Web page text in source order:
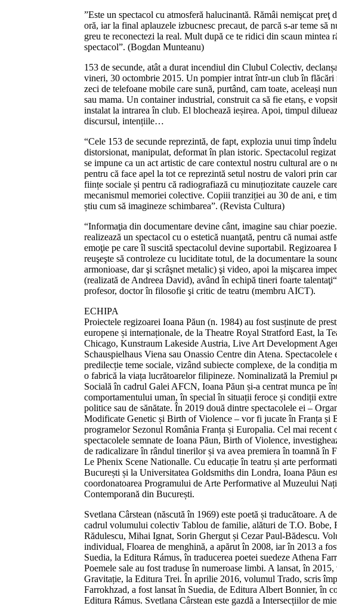
”Este un spectacol cu atmosferă halucinantă. Rămâi nemişcat preţ
oră, iar la final aplauzele izbucnesc precaut, de parcă s-ar teme să
greu te reconectezi la real. Mult după ce te ridici din scaun mintea
spectacol”. (Bogdan Munteanu)
153 de secunde, atât a durat incendiul din Clubul Colectiv,
vineri, 30 octombrie 2015. Un pompier intrat într-un club în flăcări
zeci de telefoane mobile care sună, purtând, cam toate, aceleași
sau mama. Un container industrial, construit ca să fie etanș, e
instalat la intrarea în club. El blochează ieșirea. Apoi, timpul
discursul, intențiile…
“Cele 153 de secunde reprezintă, de fapt, explozia unui timp
distorsionat, manipulat, deformat în plan istoric. Spectacolul regizat
se impune ca un act artistic de care contextul nostru cultural are o
pentru că face apel la tot ce reprezintă setul nostru de valori prin
ființe sociale și pentru că radiografiază cu minuțiozitate cauzele
mecanismul memoriei colective. Copiii tranziției au 30 de ani, e
știu cum să imagineze schimbarea”. (Revista Cultura)
“Informaţia din documentare devine cânt, imagine sau chiar
realizează un spectacol cu o estetică nuanţată, pentru că numai
emoţie pe care îl suscită spectacolul devine suportabil. Regizoarea
reuşeşte să controleze cu luciditate totul, de la documentare la
armonioase, dar şi scrâşnet metalic) şi video, apoi la mişcarea
(realizată de Andreea David), având în echipă tineri foarte
profesor, doctor în filosofie şi critic de teatru (membru AICT).
ECHIPA
Proiectele regizoarei Ioana Păun (n. 1984) au fost susținute de
europene și internaționale, de la Theatre Royal Stratford East, la
Chicago, Kunstraum Lakeside Austria, Live Art Development
Schauspielhaus Viena sau Onassio Centre din Atena. Spectacolele
predilecție teme sociale, vizând subiecte complexe, de la condiția
o fabrică la viața lucrătoarelor filipineze. Nominalizată la Premiul
Socială în cadrul Galei AFCN, Ioana Păun și-a centrat munca pe
comportamentului uman, în special în situații feroce și condiții
politice sau de sănătate. În 2019 două dintre spectacolele ei –
Modificate Genetic și Birth of Violence – vor fi jucate în Franța și
programelor Sezonul România Franța și Europalia. Cel mai recent
spectacolele semnate de Ioana Păun, Birth of Violence,
de radicalizare în rândul tinerilor și va avea premiera în toamnă în
Le Phenix Scene Nationalle. Cu educație în teatru și arte
București și la Universitatea Goldsmiths din Londra, Ioana Păun
coordonatoarea Programului de Arte Performative al Muzeului
Contemporană din București.
Svetlana Cârstean (născută în 1969) este poetă și traducătoare. A
cadrul volumului colectiv Tablou de familie, alături de T.O. Bobe,
Rădulescu, Mihai Ignat, Sorin Ghergut și Cezar Paul-Bădescu.
individual, Floarea de menghină, a apărut în 2008, iar în 2013 a
Suedia, la Editura Rámus, în traducerea poetei suedeze Athena
Poemele sale au fost traduse în numeroase limbi. A lansat, în
Gravitație, la Editura Trei. În aprilie 2016, volumul Trado, scris
Farrokhzad, a fost lansat în Suedia, de Editura Albert Bonnier, în
Editura Rámus. Svetlana Cârstean este gazdă a Intersecțiilor de